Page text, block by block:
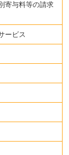
寄与料等の請求
ービス